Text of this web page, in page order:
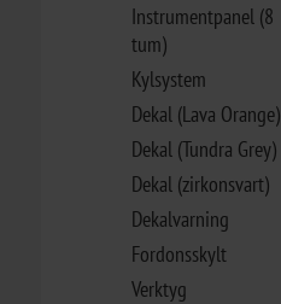
Instrumentpanel (8
tum)
Kylsystem
Dekal (Lava Orange)
Dekal (Tundra Grey)
Dekal (zirkonsvart)
Dekalvarning
Fordonsskylt
Verktyg